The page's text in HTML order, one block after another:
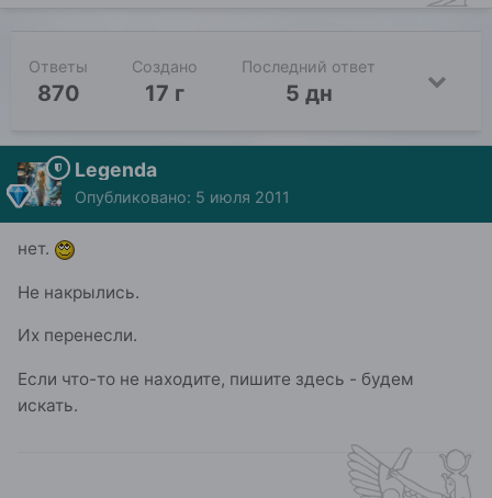
Ответы
870
Создано
17 г
Последний ответ
5 дн
Legenda
Опубликовано: 5 июля 2011
нет.
Не накрылись.
Их перенесли.
Если что-то не находите, пишите здесь - будем
искать.